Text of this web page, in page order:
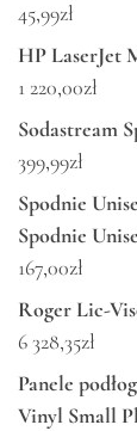
45,99zł
HP LaserJet
1 220,00zł
Sodastream
399,99zł
Spodnie
Spodnie
167,00zł
Roger Lic-
6 328,35zł
Panele
Vinyl Small